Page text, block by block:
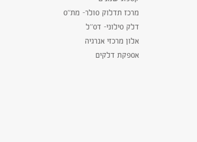
מרכז תדלוק סולר- מת"ס
דלק סילוני- דס"ל
אלון מרכזי אנרגיה
אספקת דלקים